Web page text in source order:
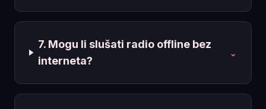
7. Mogu li slušati radio offline bez
interneta?
⌄